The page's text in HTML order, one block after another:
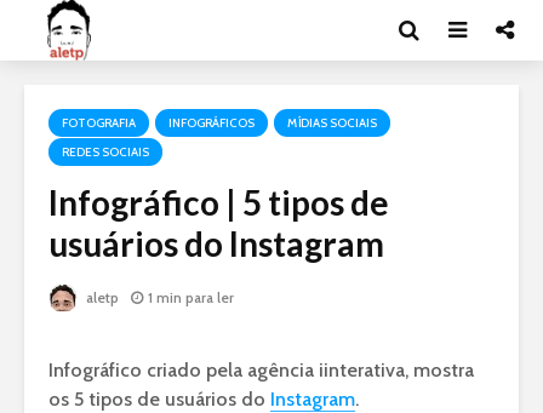
FOTOGRAFIA INFOGRÁFICOS
MÍDIAS SOCIAIS
REDES SOCIAIS
Infográfico | 5 tipos de
usuários do Instagram
aletp 1 min para ler
Infográfico criado pela agência iinterativa, mostra
os 5 tipos de usuários do Instagram.